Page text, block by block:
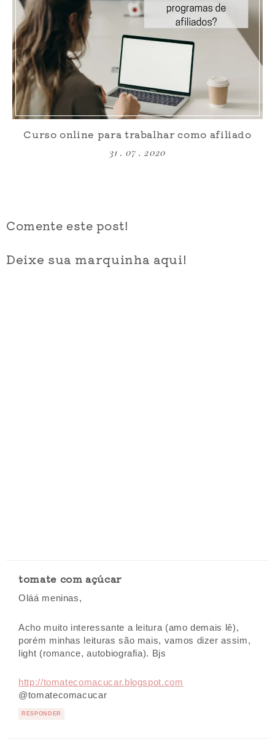
Curso online para trabalhar como afiliado
31 . 07 . 2020
Comente este post!
Deixe sua marquinha aqui!
tomate com açúcar
Oláá meninas,
Acho muito interessante a leitura (amo demais lê),
porém minhas leituras são mais, vamos dizer assim,
light (romance, autobiografia). Bjs
http://tomatecomacucar.blogspot.com
@tomatecomacucar
RESPONDER